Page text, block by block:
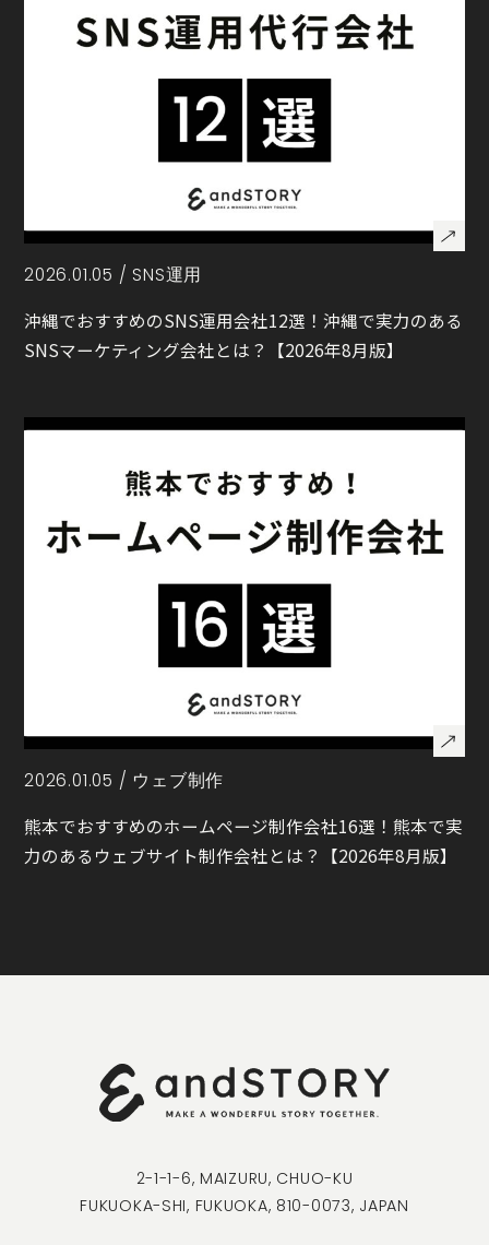
2026.01.05 / SNS運用
沖縄でおすすめのSNS運用会社12選！沖縄で実力のある
SNSマーケティング会社とは？【2026年8月版】
2026.01.05 / ウェブ制作
熊本でおすすめのホームページ制作会社16選！熊本で実
力のあるウェブサイト制作会社とは？【2026年8月版】
2-1-1-6, MAIZURU, CHUO-KU
FUKUOKA-SHI, FUKUOKA, 810-0073, JAPAN